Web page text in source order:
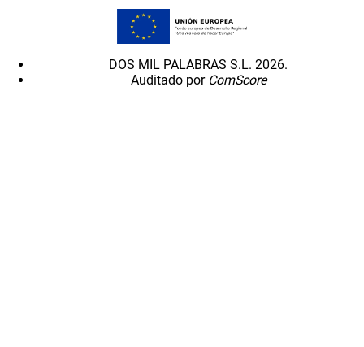
DOS MIL PALABRAS S.L. 2026.
Auditado por ComScore